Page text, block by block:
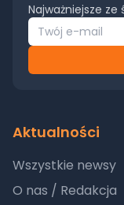
Najważniejsze
Aktualności
Wszystkie newsy
O nas / Redakcja